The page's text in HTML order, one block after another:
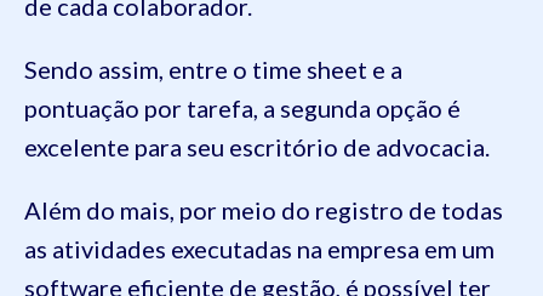
Sendo assim, entre o time sheet e a
pontuação por tarefa, a segunda opção é
excelente para seu escritório de advocacia.
Além do mais, por meio do registro de todas
as atividades executadas na empresa em um
software eficiente de gestão, é possível ter